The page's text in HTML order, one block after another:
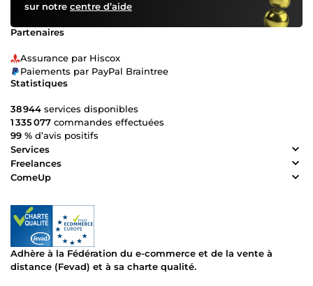
sur notre centre d’aide
Partenaires
Assurance par Hiscox
Paiements par PayPal Braintree
Statistiques
38 944 services disponibles
1 335 077 commandes effectuées
99 % d’avis positifs
Services
Freelances
ComeUp
Adhère à la Fédération du e-commerce et de la vente à
distance (Fevad) et à sa charte qualité.